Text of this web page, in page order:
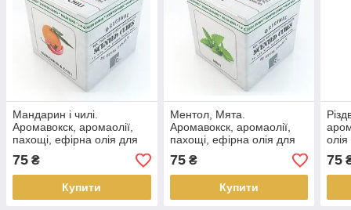
Мандарин і чилі.
Аромавокск, аромаолії,
пахощі, ефірна олія для
75 ₴
Купити
Ментол, Мята.
Аромавокск, аромаолії,
пахощі, ефірна олія для
75₴
Купити
75